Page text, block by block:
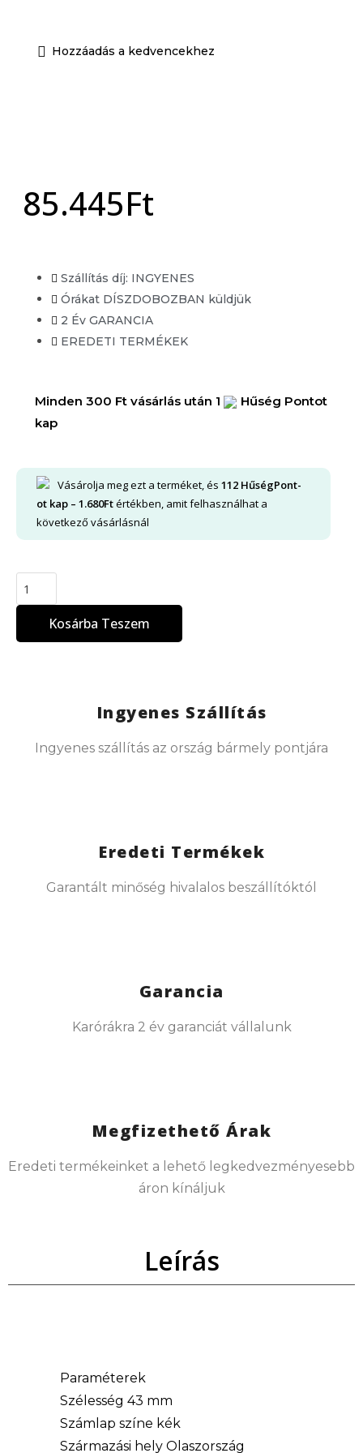
Hozzáadás a kedvencekhez
85.445Ft
Szállítás díj: INGYENES
Órákat DÍSZDOBOZBAN küldjük
2 Év GARANCIA
EREDETI TERMÉKEK
Minden 300 Ft vásárlás után 1
Hűség Pontot
kap
Vásárolja meg ezt a terméket, és 112 HűségPont-
ot kap – 1.680Ftértékben, amit felhasználhat a
következő vásárlásnál
Kosárba Teszem
Ingyenes Szállítás
Ingyenes szállítás az ország bármely pontjára
Eredeti Termékek
Garantált minőség hivalalos beszállítóktól
Garancia
Karórákra 2 év garanciát vállalunk
Megfizethető Árak
Eredeti termékeinket a lehető legkedvezményesebb
áron kínáljuk
Leírás
Paraméterek
Szélesség 43 mm
Számlap színe kék
Származási hely Olaszország